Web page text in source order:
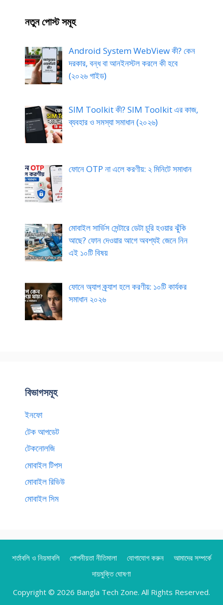
নতুন পোস্ট সমূহ
Android System WebView কী? কেন
দরকার, বন্ধ বা আনইনস্টল করলে কী হবে
(২০২৬ গাইড)
SIM Toolkit কী? SIM Toolkit এর কাজ,
ব্যবহার ও সমস্যা সমাধান (২০২৬)
ফোনে OTP না এলে করণীয়: ২ মিনিটে সমাধান
মোবাইল সার্ভিস সেন্টারে ডেটা চুরি হওয়ার ঝুঁকি
আছে? ফোন দেওয়ার আগে অবশ্যই জেনে নিন
এই ১০টি বিষয়
ফোনে অ্যাপ ক্র্যাশ হলে করণীয়: ১০টি কার্যকর
সমাধান ২০২৬
বিভাগসমূহ
ইনফো
টেক আপডেট
টেকনোলজি
মোবাইল টিপস
মোবাইল রিভিউ
মোবাইল সিম
শর্তাবলি ও নিয়মাবলি গোপনীয়তা নীতিমালা যোগাযোগ করুন
আমাদের সম্পর্কে
দায়মুক্তি ঘোষণা
Copyright © 2026 Bangla Tech Zone. All Rights Reserved.